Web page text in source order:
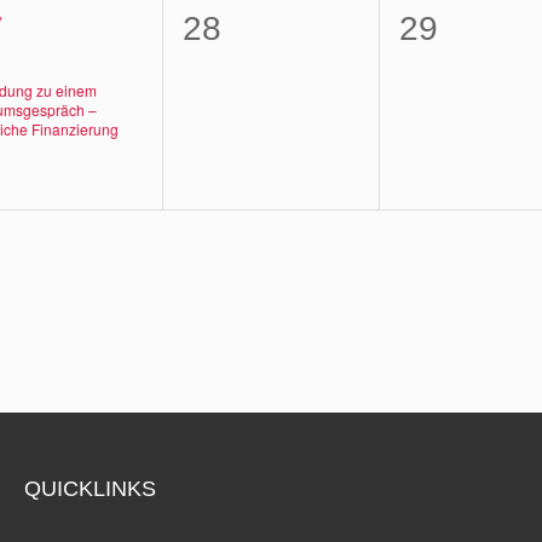
zu einem
–
Finanzierung
0
28
0
29
QUICKLINKS